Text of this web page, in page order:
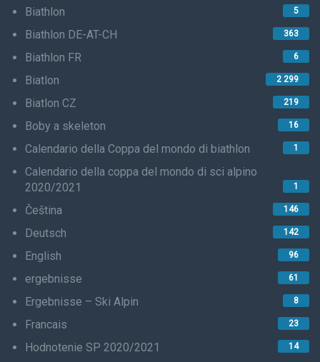
Biathlon 5
Biathlon DE-AT-CH 363
Biathlon FR 6
Biatlon 2 299
Biatlon CZ 219
Boby a skeleton 16
Calendario della Coppa del mondo di biathlon 1
Calendario della coppa del mondo di sci alpino
2020/2021
1
Čeština 146
Deutsch 142
English 96
ergebnisse 61
Ergebnisse – Ski Alpin 8
Francais 23
Hodnotenie SP 2020/2021 14